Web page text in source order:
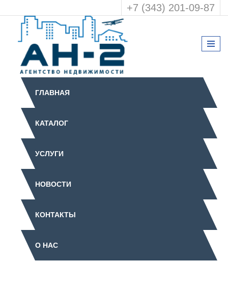
+7 (343) 201-09-87
ГЛАВНАЯ
КАТАЛОГ
УСЛУГИ
НОВОСТИ
КОНТАКТЫ
О НАС